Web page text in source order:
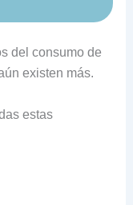
del consumo de
existen más.
estas